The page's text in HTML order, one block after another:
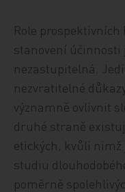
Role prospektivních
stanovení účinnosti
nezastupitelná.
nezvratitelné
významně ovlivnit
druhé straně
etických, kvůli nimž
studiu
poměrně